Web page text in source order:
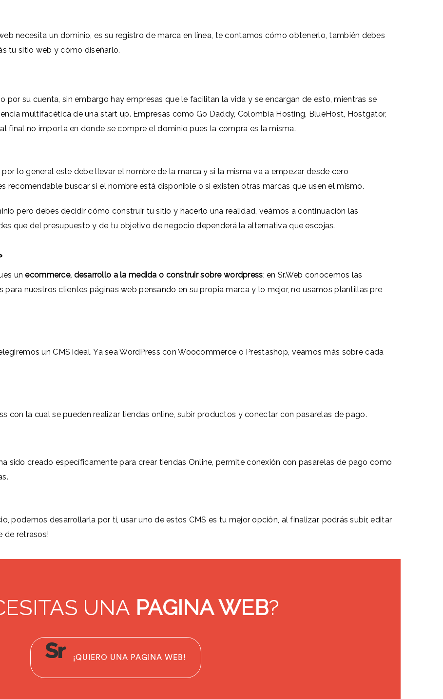
necesita un dominio, es su registro de marca en línea, te contamos cómo obtenerlo, también debes
tu sitio web y cómo diseñarlo.
por su cuenta, sin embargo hay empresas que le facilitan la vida y se encargan de esto, mientras se
multifacética de una start up. Empresas como Go Daddy, Colombia Hosting, BlueHost, Hostgator,
final no importa en donde se compre el dominio pues la compra es la misma.
lo general este debe llevar el nombre de la marca y si la misma va a empezar desde cero
recomendable buscar si el nombre está disponible o si existen otras marcas que usen el mismo.
pero debes decidir cómo construir tu sitio y hacerlo una realidad, veámos a continuación las
que del presupuesto y de tu objetivo de negocio dependerá la alternativa que escojas.
un ecommerce, desarrollo a la medida o construir sobre wordpress; en Sr.Web conocemos las
nuestros clientes páginas web pensando en su propia marca y lo mejor, no usamos plantillas pre
un CMS ideal. Ya sea WordPress con Woocommerce o Prestashop, veamos más sobre cada
con la cual se pueden realizar tiendas online, subir productos y conectar con pasarelas de pago.
sido creado específicamente para crear tiendas Online, permite conexión con pasarelas de pago como
podemos desarrollarla por ti, usar uno de estos CMS es tu mejor opción, al finalizar, podrás subir, editar
de retrasos!
UNA PAGINA WEB?
¡QUIERO UNA PAGINA WEB!